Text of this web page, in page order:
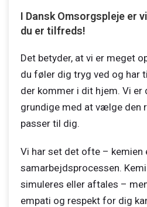
I Dansk Omsorgspleje er
du er tilfreds!
Det betyder, at vi er meget
du føler dig tryg ved og har
der kommer i dit hjem. Vi
grundige med at vælge den
passer til dig.
Vi har set det ofte –
samarbejdsprocessen. Kemi
simuleres eller aftales –
empati og respekt for dig